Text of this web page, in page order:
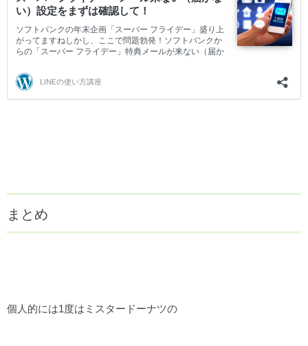
まとめ
個人的には1度はミスタードーナツの